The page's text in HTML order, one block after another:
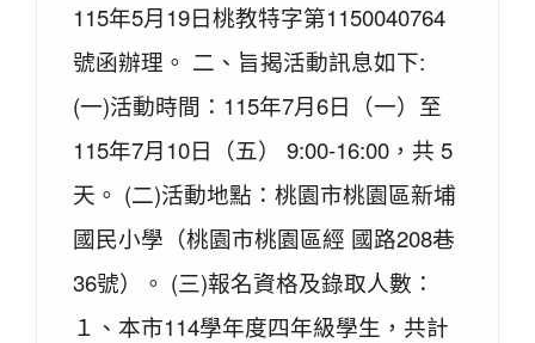
115年5月19日桃教特字第1150040764
號函辦理。 二、旨揭活動訊息如下:
(一)活動時間：115年7月6日（一）至
115年7月10日（五） 9:00-16:00，共 5
天。 (二)活動地點：桃園市桃園區新埔
國民小學（桃園市桃園區經 國路208巷
36號）。 (三)報名資格及錄取人數：
１、本市114學年度四年級學生，共計